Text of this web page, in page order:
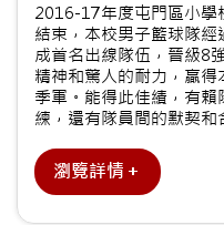
2016-17年度屯門區小學
結束，本校男子籃球隊
成首名出線隊伍，晉級8
精神和驚人的耐力，贏
季軍。能得此佳績，有
練，還有隊員間的默契和
瀏覽詳情＋